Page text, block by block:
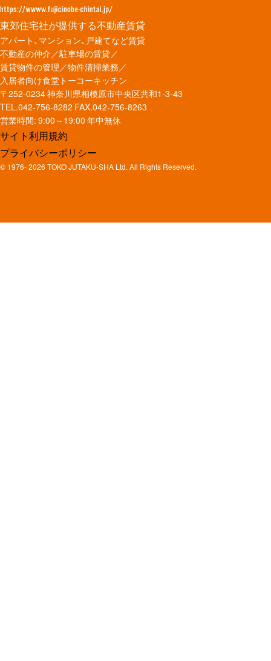
東郊住宅社が提供する不動産賃貸
アパート、マンション、戸建てなど賃貸
不動産の仲介／駐車場の賃貸／
賃貸物件の管理／物件清掃業務／
入居者向け食堂トーコーキッチン
〒252-0234 神奈川県相模原市中央区共和1-3-43
TEL.042-756-8282 FAX.042-756-8263
営業時間: 9:00～19:00 年中無休
サイト利用規約
プライバシーポリシー
© 1976-2026 TOKO JUTAKU-SHA Ltd. All Rights Reserved.